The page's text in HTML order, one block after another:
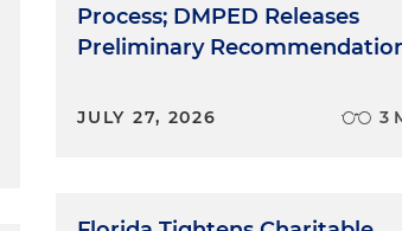
Process; DMPED Releases
Preliminary
JULY 27, 2026 3